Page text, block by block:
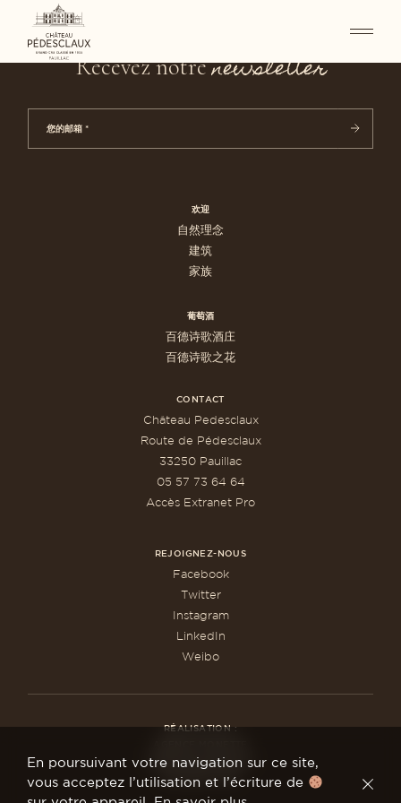
Recevez notrenewsletter
欢迎
自然理念
建筑
家族
葡萄酒
百德诗歌酒庄
百德诗歌之花
CONTACT
Château Pedesclaux
Route de Pédesclaux
33250 Pauillac
05 57 73 64 64
Accès Extranet Pro
REJOIGNEZ-NOUS
Facebook
Twitter
Instagram
LinkedIn
Weibo
RÉALISATION :
MENTIONS LÉGALES
EXTRANET PRO
En poursuivant votre navigation sur ce site,
vous acceptez l’utilisation et l’écriture de